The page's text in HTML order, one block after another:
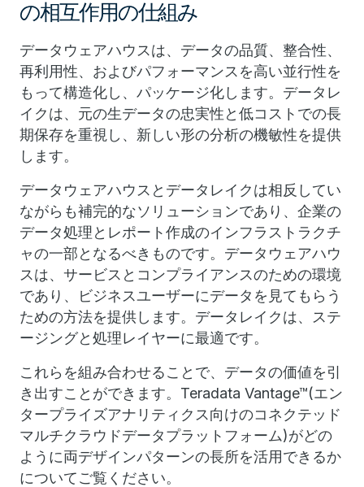
の相互作用の仕組み
データウェアハウスは、データの品質、整合性、
再利用性、およびパフォーマンスを高い並行性を
もって構造化し、パッケージ化します。データレ
イクは、元の生データの忠実性と低コストでの長
期保存を重視し、新しい形の分析の機敏性を提供
します。
データウェアハウスとデータレイクは相反してい
ながらも補完的なソリューションであり、企業の
データ処理とレポート作成のインフラストラクチ
ャの一部となるべきものです。データウェアハウ
スは、サービスとコンプライアンスのための環境
であり、ビジネスユーザーにデータを見てもらう
ための方法を提供します。データレイクは、ステ
ージングと処理レイヤーに最適です。
これらを組み合わせることで、データの価値を引
き出すことができます。Teradata Vantage™(エン
タープライズアナリティクス向けのコネクテッド
マルチクラウドデータプラットフォーム)がどの
ように両デザインパターンの長所を活用できるか
についてご覧ください。